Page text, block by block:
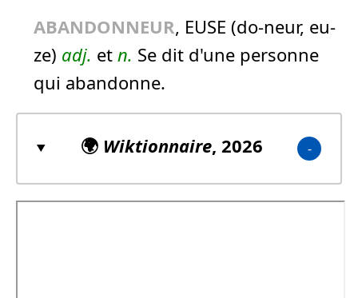
ABANDONNEUR, EUSE (do-neur, eu-
ze) adj. et n. Se dit d'une personne
qui abandonne.
🌍 Wiktionnaire, 2026